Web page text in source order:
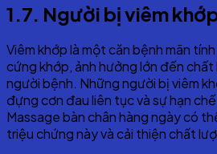
1.7. Người bị viêm
Viêm khớp là một căn bệnh mãn
cứng khớp, ảnh hưởng lớn đến
người bệnh. Những người bị viêm
đựng cơn đau liên tục và sự hạn
Massage bàn chân hàng ngày có
triệu chứng này và cải thiện chất